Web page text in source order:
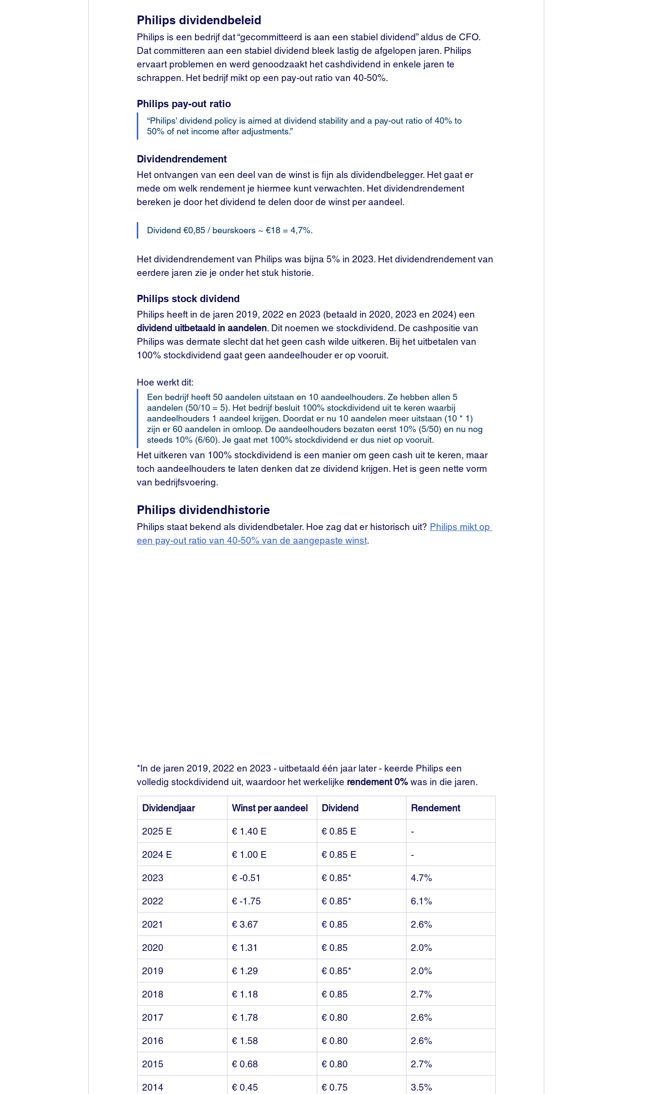
Philips dividendbeleid
Philips is een bedrijf dat “gecommitteerd is aan een stabiel dividend” aldus de CFO.
Dat committeren aan een stabiel dividend bleek lastig de afgelopen jaren. Philips
ervaart problemen en werd genoodzaakt het cashdividend in enkele jaren te
schrappen. Het bedrijf mikt op een pay-out ratio van 40-50%.
Philips pay-out ratio
“Philips’ dividend policy is aimed at dividend stability and a pay-out ratio of 40% to
50% of net income after adjustments.”
Dividendrendement
Het ontvangen van een deel van de winst is fijn als dividendbelegger. Het gaat er
mede om welk rendement je hiermee kunt verwachten. Het dividendrendement
bereken je door het dividend te delen door de winst per aandeel.
Dividend €0,85 / beurskoers ~ €18 = 4,7%.
Het dividendrendement van Philips was bijna 5% in 2023. Het dividendrendement van
eerdere jaren zie je onder het stuk historie.
Philips stock dividend
Philips heeft in de jaren 2019, 2022 en 2023 (betaald in 2020, 2023 en 2024) een
dividend uitbetaald in aandelen. Dit noemen we stockdividend. De cashpositie van
Philips was dermate slecht dat het geen cash wilde uitkeren. Bij het uitbetalen van
100% stockdividend gaat geen aandeelhouder er op vooruit.
Hoe werkt dit:
Een bedrijf heeft 50 aandelen uitstaan en 10 aandeelhouders. Ze hebben allen 5
aandelen (50/10 = 5). Het bedrijf besluit 100% stockdividend uit te keren waarbij
aandeelhouders 1 aandeel krijgen. Doordat er nu 10 aandelen meer uitstaan (10 * 1)
zijn er 60 aandelen in omloop. De aandeelhouders bezaten eerst 10% (5/50) en nu nog
steeds 10% (6/60). Je gaat met 100% stockdividend er dus niet op vooruit.
Het uitkeren van 100% stockdividend is een manier om geen cash uit te keren, maar
toch aandeelhouders te laten denken dat ze dividend krijgen. Het is geen nette vorm
van bedrijfsvoering.
Philips dividendhistorie
Philips staat bekend als dividendbetaler. Hoe zag dat er historisch uit? Philips mikt op
een pay-out ratio van 40-50% van de aangepaste winst.
*In de jaren 2019, 2022 en 2023 - uitbetaald één jaar later - keerde Philips een
volledig stockdividend uit, waardoor het werkelijke rendement 0% was in die jaren.
Dividendjaar Winst per aandeel Dividend Rendement
2025 E € 1.40 E € 0.85 E -
2024 E € 1.00 E € 0.85 E -
2023 € -0.51 € 0.85* 4.7%
2022 € -1.75 € 0.85* 6.1%
2021 € 3.67 € 0.85 2.6%
2020 € 1.31 € 0.85 2.0%
2019 € 1.29 € 0.85* 2.0%
2018 € 1.18 € 0.85 2.7%
2017 € 1.78 € 0.80 2.6%
2016 € 1.58 € 0.80 2.6%
2015 € 0.68 € 0.80 2.7%
2014 € 0.45 € 0.75 3.5%